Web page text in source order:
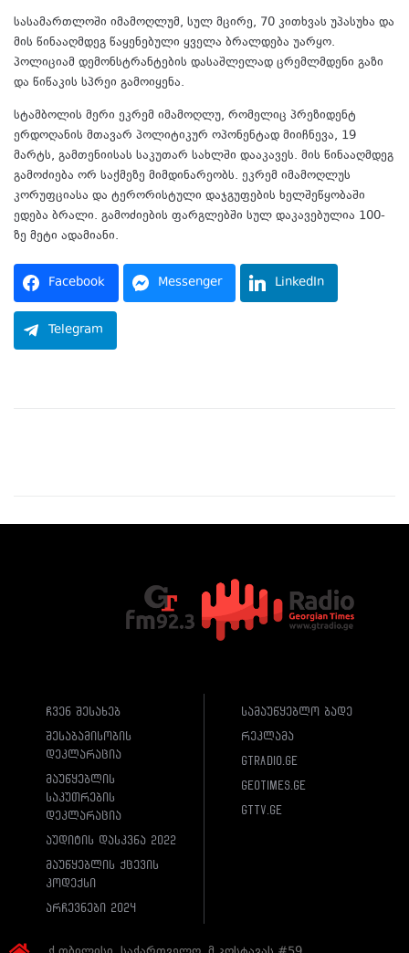
სასამართლოში იმამოღლუმ, სულ მცირე, 70 კითხვას უპასუხა და
მის წინააღმდეგ წაყენებული ყველა ბრალდება უარყო.
პოლიციამ დემონსტრანტების დასაშლელად ცრემლმდენი გაზი
და წიწაკის სპრეი გამოიყენა.
სტამბოლის მერი ეკრემ იმამოღლუ, რომელიც პრეზიდენტ
ერდოღანის მთავარ პოლიტიკურ ოპონენტად მიიჩნევა, 19
მარტს, გამთენიისას საკუთარ სახლში დააკავეს. მის წინააღმდეგ
გამოძიება ორ საქმეზე მიმდინარეობს. ეკრემ იმამოღლუს
კორუფციასა და ტერორისტული დაჯგუფების ხელშეწყობაში
ედება ბრალი. გამოძიების ფარგლებში სულ დაკავებულია 100-
ზე მეტი ადამიანი.
Facebook Messenger LinkedIn
Telegram
ჩვენ შესახებ
შესაბამისობის
დეკლარაცია
მაუწყებლის
საკუთრების
დეკლარაცია
აუდიტის დასკვნა 2022
მაუწყებლის ქცევის
კოდექსი
არჩევნები 2024
სამაუწყებლო ბადე
რეკლამა
gtradio.ge
geotimes.ge
gttv.ge